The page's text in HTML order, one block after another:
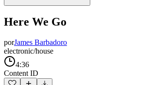
Here We Go
porJames Barbadoro
electronic/house
4:36
Content ID